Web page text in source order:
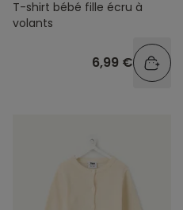
T-shirt bébé fille écru à
volants
6,99 €